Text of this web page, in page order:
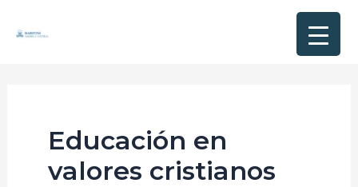
Educación en
valores cristianos